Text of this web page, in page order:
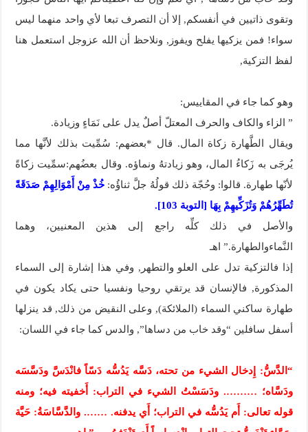
وتقوى ذاتيين في أنفسكم, إلا أن التصرف تبعا لأي واحد منهما ليس
سواء! فمن يزكيها يفلح ويفوز, ونلاحظ أن الله عزوجل استعمل هنا
لفظ التزكية,
وهو كما جاء في المقاييس:
” الزاء والكاف والحرف المعتلّ أصلٌ يدل على نَمَاءٍ وزيادة.
ويقال الطَّهارة زكاة المال. قال *بعضهم: سُمِّيت بذلك لأنَّها مما
يُرجَى به زَكاءُ المال، وهو زيادتهُ ونماؤه. وقال بعضُهم:سمِّيت زكاةً
لأنّها طهارة. قالوا: وحُجّة ذلك قولُهُ جلَّ ثناؤُه: خُذْ مِنْ أَمْوَالِهِمْ صَدَقَةً
تُطَهِّرُهُمْ وَتُزَكِّيهِمْ بِهَا [التوبة 103].
والأصل في ذلك كلِّه راجع إلى هذين المعنيين، وهما
النَّماءوالطهارة.” اهـ
إذا فالتزكية تدل على العلو والتطهر, وفي هذا إشارة إلى السماء
المذكورة, فالإنسان قد يرتقي روحيا ونفسيا حتى يكاد يكون في
طهارة ساكني السماء (الملائكة), وعلى النقيض من ذلك, قد ينزلها
أسفل سافلين “وقد خاب من دساها”, والدس كما جاء في اللسان:
“الدَّسُّ: إِدخال الشيء من تحته، دَسَّه يَدُسُّه دَسّاً فانْدَسَّ ودَسَّسَه
ودَسَّاه؛ ………. ودَسَسْتُ الشيء في التراب: أَخفيته فيه؛ ومنه
قوله تعالى: أَم يَدُسُّه في التراب؛ أَي يدفنه. ……. والدَّسَّاسَةُ: حَيَّة